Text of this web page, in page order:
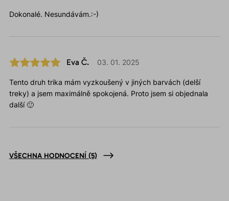
Dokonalé. Nesundávám.:-)
Eva Č. 03. 01. 2025
Tento druh trika mám vyzkoušený v jiných barvách (delší
treky) a jsem maximálně spokojená. Proto jsem si objednala
další 🙂
VŠECHNA HODNOCENÍ (5)